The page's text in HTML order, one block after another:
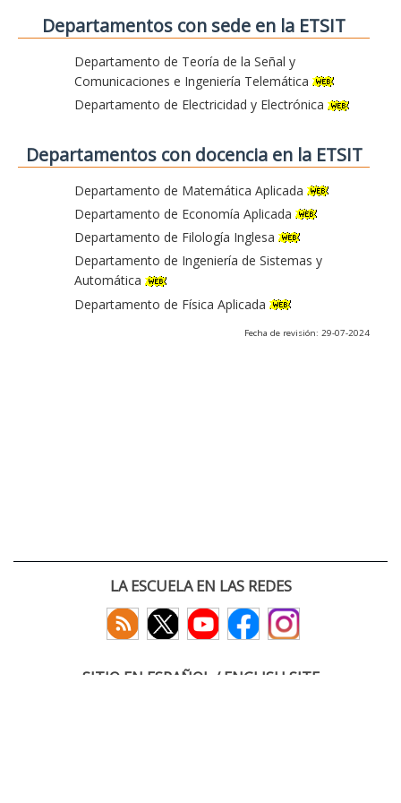
Departamentos con sede en la ETSIT
Departamento de Teoría de la Señal y
Comunicaciones e Ingeniería Telemática
Departamento de Electricidad y Electrónica
Departamentos con docencia en la ETSIT
Departamento de Matemática Aplicada
Departamento de Economía Aplicada
Departamento de Filología Inglesa
Departamento de Ingeniería de Sistemas y
Automática
Departamento de Física Aplicada
Fecha de revisión: 29-07-2024
LA ESCUELA EN LAS REDES
SITIO EN ESPAÑOL / ENGLISH SITE